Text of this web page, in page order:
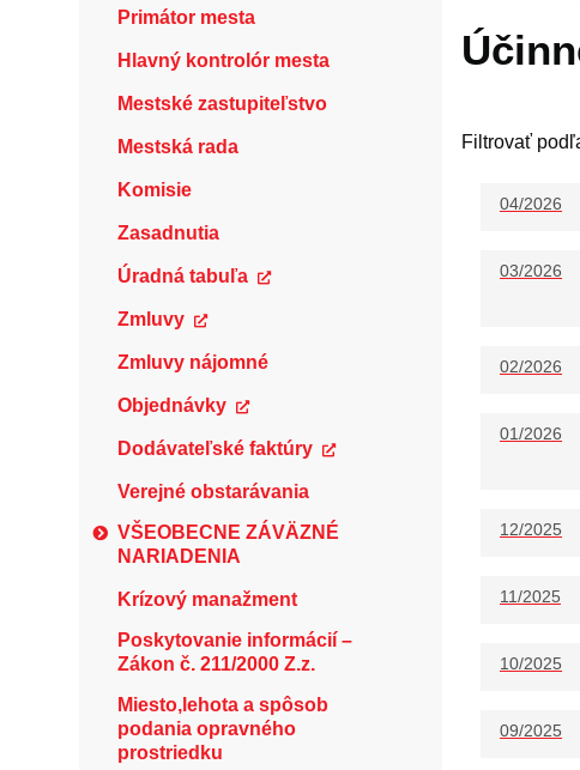
Primátor mesta
Hlavný kontrolór mesta
Mestské zastupiteľstvo
Mestská rada
Komisie
Zasadnutia
Úradná tabuľa
Zmluvy
Zmluvy nájomné
Objednávky
Dodávateľské faktúry
Verejné obstarávania
VŠEOBECNE ZÁVÄZNÉ
NARIADENIA
Krízový manažment
Poskytovanie informácií –
Zákon č. 211/2000 Z.z.
Miesto,lehota a spôsob
podania opravného
prostriedku
Filtrovať
04/2026
03/2026
02/2026
01/2026
12/2025
11/2025
10/2025
09/2025